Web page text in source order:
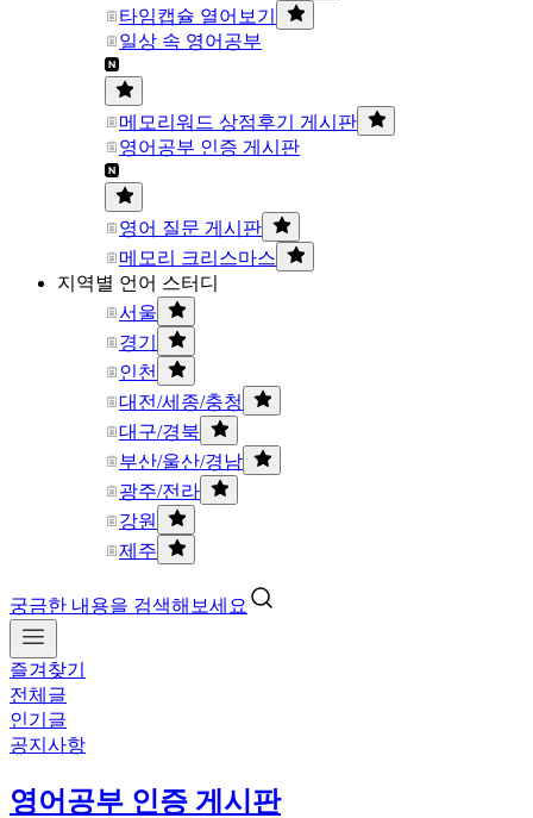
타임캡슐 열어보기
일상 속 영어공부
메모리워드 상점후기 게시판
영어공부 인증 게시판
영어 질문 게시판
메모리 크리스마스
지역별 언어 스터디
서울
경기
인천
대전/세종/충청
대구/경북
부산/울산/경남
광주/전라
강원
제주
궁금한 내용을 검색해보세요
즐겨찾기
전체글
인기글
공지사항
영어공부 인증 게시판